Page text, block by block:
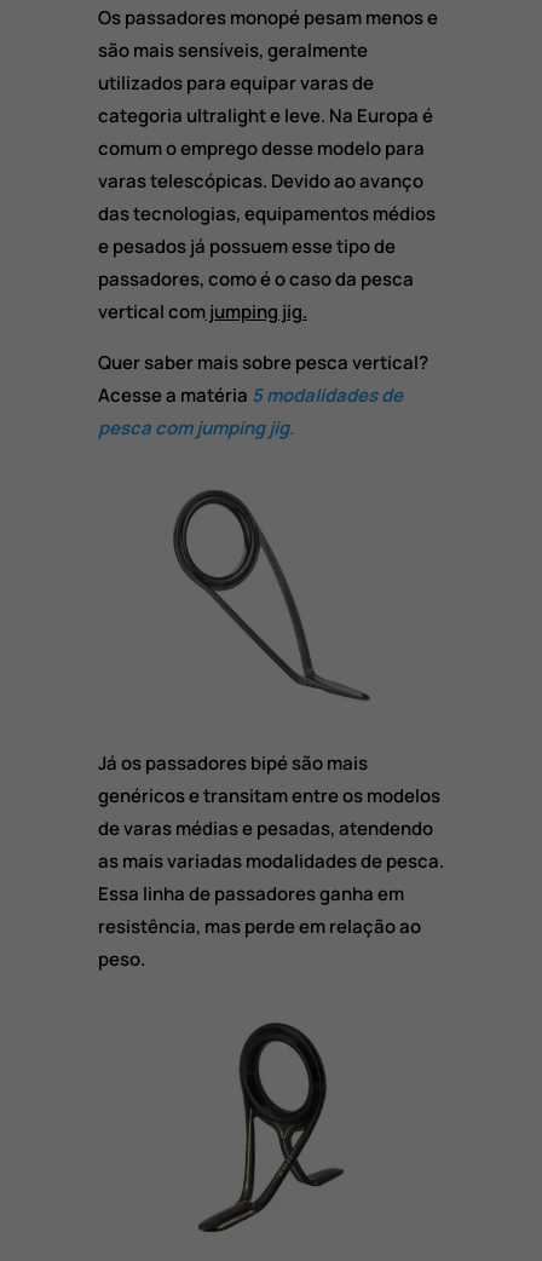
Os passadores monopé pesam menos e
são mais sensíveis, geralmente
utilizados para equipar varas de
categoria ultralight e leve. Na Europa é
comum o emprego desse modelo para
varas telescópicas. Devido ao avanço
das tecnologias, equipamentos médios
e pesados já possuem esse tipo de
passadores, como é o caso da pesca
vertical comjumping jig.
Quer saber mais sobre pesca vertical?
Acesse a matéria 5 modalidades de
pesca com jumping jig.
Já os passadores bipé são mais
genéricos e transitam entre os modelos
de varas médias e pesadas, atendendo
as mais variadas modalidades de pesca.
Essa linha de passadores ganha em
resistência, mas perde em relação ao
peso.